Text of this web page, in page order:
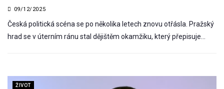
09/12/2025
Česká politická scéna se po několika letech znovu otřásla. Pražský
hrad se v úterním ránu stal dějištěm okamžiku, který přepisuje…
ŽIVOT